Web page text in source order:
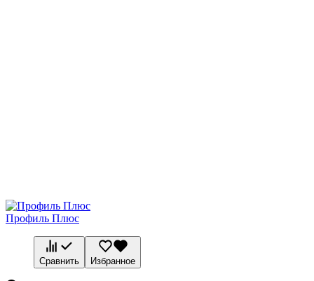
Профиль Плюс
Сравнить Избранное